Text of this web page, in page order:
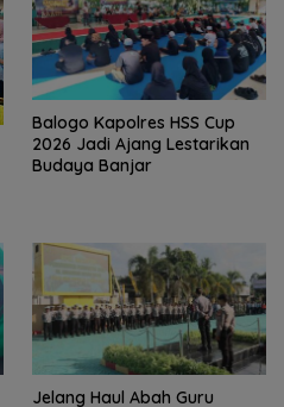
Balogo Kapolres HSS Cup
2026 Jadi Ajang Lestarikan
Budaya Banjar
Jelang Haul Abah Guru